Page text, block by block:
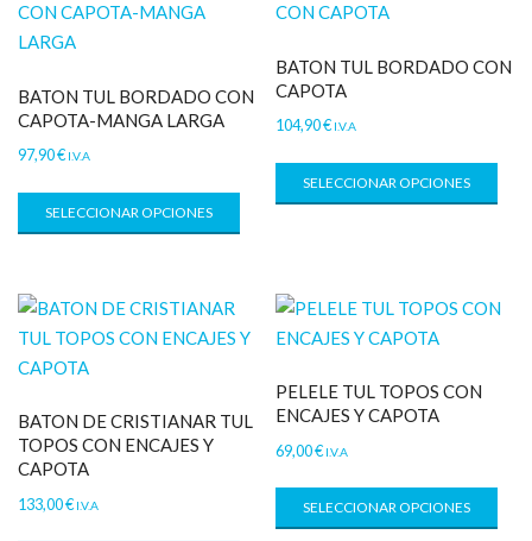
BATON TUL BORDADO CON
CAPOTA-MANGA LARGA
97,90€ I.V.A
SELECCIONAR OPCIONES
BATON TUL BORDADO CON
CAPOTA
104,90€ I.V.A
SELECCIONAR OPCIONES
BATON DE CRISTIANAR TUL
TOPOS CON ENCAJES Y
CAPOTA
133,00€ I.V.A
PELELE TUL TOPOS CON
ENCAJES Y CAPOTA
69,00€ I.V.A
SELECCIONAR OPCIONES